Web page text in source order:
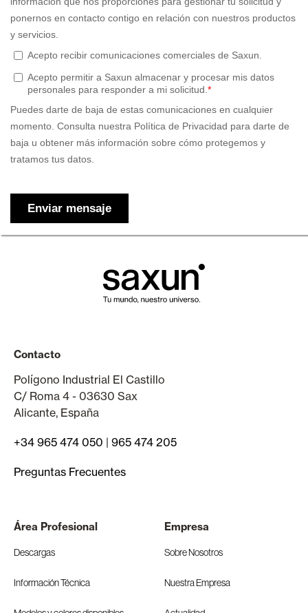
Contacto
Polígono Industrial El Castillo
C/ Roma 4 - 03630 Sax
Alicante, España
+34 965 474 050 | 965 474 205
Preguntas Frecuentes
Área Profesional
Descargas
Información Técnica
Empresa
Sobre Nosotros
Nuestra Empresa